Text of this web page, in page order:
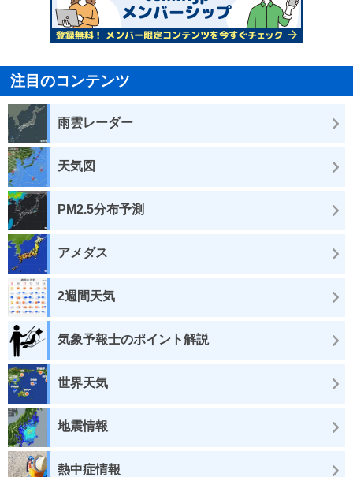
注目のコンテンツ
雨雲レーダー
天気図
PM2.5分布予測
アメダス
2週間天気
気象予報士のポイント解説
世界天気
地震情報
熱中症情報